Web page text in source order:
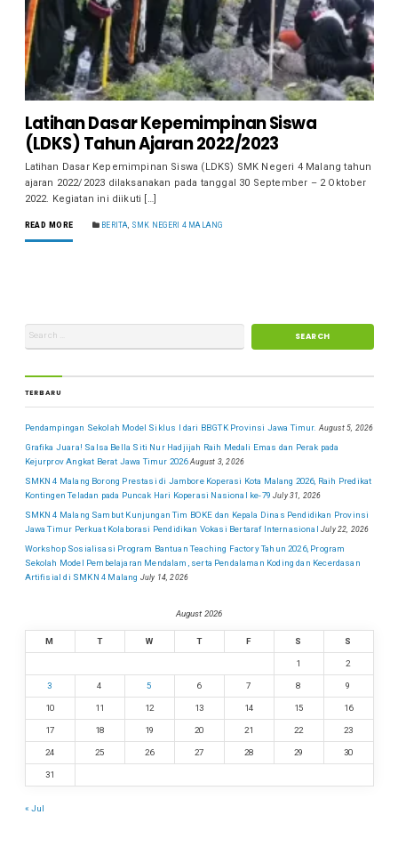
Latihan Dasar Kepemimpinan Siswa
(LDKS) Tahun Ajaran 2022/2023
Latihan Dasar Kepemimpinan Siswa (LDKS) SMK Negeri 4 Malang tahun
ajaran 2022/2023 dilaksanakan pada tanggal 30 September – 2 Oktober
2022. Kegiatan ini diikuti […]
READ MORE BERITA SMK NEGERI 4 MALANG
TERBARU
Pendampingan Sekolah Model Siklus I dari BBGTK Provinsi Jawa Timur. August 5, 2026
Grafika Juara! Salsa Bella Siti Nur Hadjijah Raih Medali Emas dan Perak pada
Kejurprov Angkat Berat Jawa Timur 2026 August 3, 2026
SMKN 4 Malang Borong Prestasi di Jambore Koperasi Kota Malang 2026, Raih Predikat
Kontingen Teladan pada Puncak Hari Koperasi Nasional ke-79 July 31, 2026
SMKN 4 Malang Sambut Kunjungan Tim BOKE dan Kepala Dinas Pendidikan Provinsi
Jawa Timur Perkuat Kolaborasi Pendidikan Vokasi Bertaraf Internasional July 22, 2026
Workshop Sosialisasi Program Bantuan Teaching Factory Tahun 2026, Program
Sekolah Model Pembelajaran Mendalam, serta Pendalaman Koding dan Kecerdasan
Artifisial di SMKN 4 Malang July 14, 2026
August 2026
M T W T F S S
1 2
3 4 5 6 7 8 9
10 11 12 13 14 15 16
17 18 19 20 21 22 23
24 25 26 27 28 29 30
31
« Jul